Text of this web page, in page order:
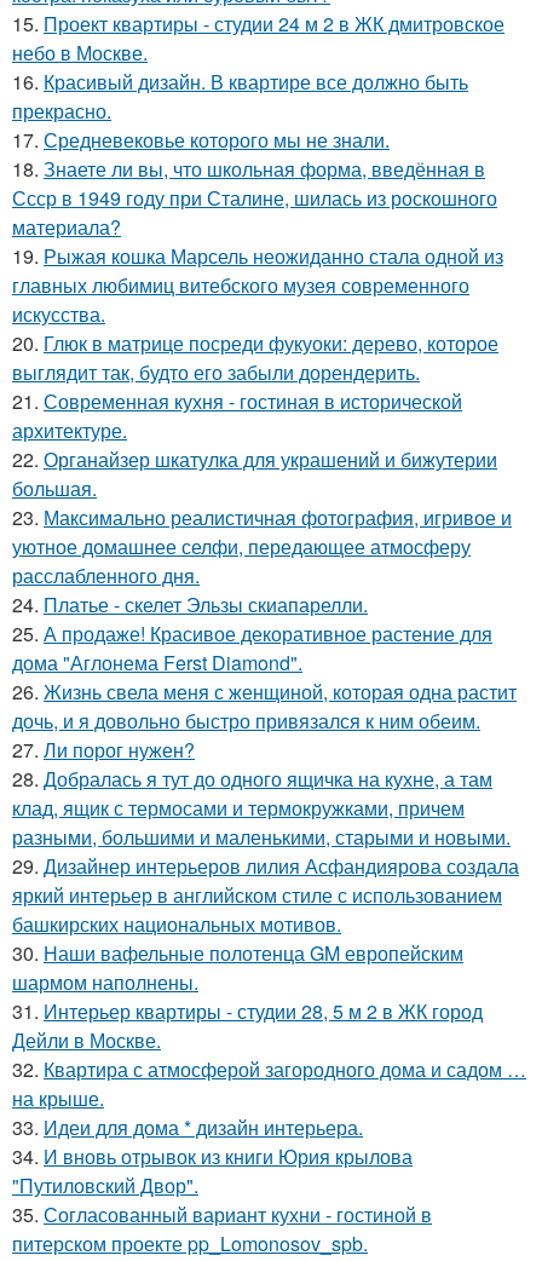
15. Проект квартиры - студии 24 м 2 в ЖК дмитровское
небо в Москве.
16. Красивый дизайн. В квартире все должно быть
прекрасно.
17. Средневековье которого мы не знали.
18. Знаете ли вы, что школьная форма, введённая в
Ссср в 1949 году при Сталине, шилась из роскошного
материала?
19. Рыжая кошка Марсель неожиданно стала одной из
главных любимиц витебского музея современного
искусства.
20. Глюк в матрице посреди фукуоки: дерево, которое
выглядит так, будто его забыли дорендерить.
21. Современная кухня - гостиная в исторической
архитектуре.
22. Органайзер шкатулка для украшений и бижутерии
большая.
23. Максимально реалистичная фотография, игривое и
уютное домашнее селфи, передающее атмосферу
расслабленного дня.
24. Платье - скелет Эльзы скиапарелли.
25. А продаже! Красивое декоративное растение для
дома "Аглонема Ferst Diamond".
26. Жизнь свела меня с женщиной, которая одна растит
дочь, и я довольно быстро привязался к ним обеим.
27. Ли порог нужен?
28. Добралась я тут до одного ящичка на кухне, а там
клад, ящик с термосами и термокружками, причем
разными, большими и маленькими, старыми и новыми.
29. Дизайнер интерьеров лилия Асфандиярова создала
яркий интерьер в английском стиле с использованием
башкирских национальных мотивов.
30. Наши вафельные полотенца GM европейским
шармом наполнены.
31. Интерьер квартиры - студии 28, 5 м 2 в ЖК город
Дейли в Москве.
32. Квартира с атмосферой загородного дома и садом …
на крыше.
33. Идеи для дома * дизайн интерьера.
34. И вновь отрывок из книги Юрия крылова
"Путиловский Двор".
35. Согласованный вариант кухни - гостиной в
питерском проекте pp_Lomonosov_spb.